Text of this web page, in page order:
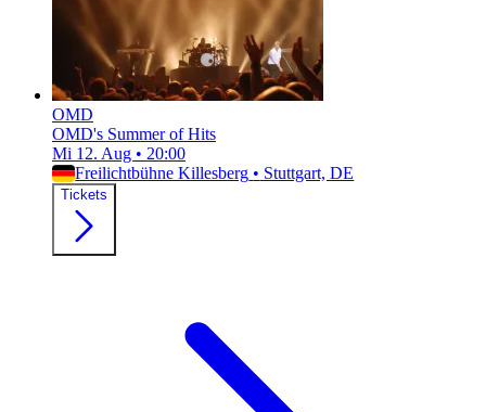
OMD
OMD's Summer of Hits
Mi 12. Aug • 20:00
Freilichtbühne Killesberg • Stuttgart, DE
Tickets